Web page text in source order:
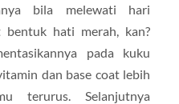
bila melewati hari
bentuk hati merah, kan?
pada kuku
dan base coat lebih
terurus. Selanjutnya